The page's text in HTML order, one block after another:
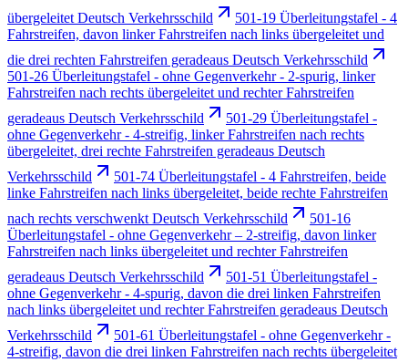
übergeleitet Deutsch Verkehrsschild
501-19 Überleitungstafel - 4
Fahrstreifen, davon linker Fahrstreifen nach links übergeleitet und
die drei rechten Fahrstreifen geradeaus Deutsch Verkehrsschild
501-26 Überleitungstafel - ohne Gegenverkehr - 2-spurig, linker
Fahrstreifen nach rechts übergeleitet und rechter Fahrstreifen
geradeaus Deutsch Verkehrsschild
501-29 Überleitungstafel -
ohne Gegenverkehr - 4-streifig, linker Fahrstreifen nach rechts
übergeleitet, drei rechte Fahrstreifen geradeaus Deutsch
Verkehrsschild
501-74 Überleitungstafel - 4 Fahrstreifen, beide
linke Fahrstreifen nach links übergeleitet, beide rechte Fahrstreifen
nach rechts verschwenkt Deutsch Verkehrsschild
501-16
Überleitungstafel - ohne Gegenverkehr – 2-streifig, davon linker
Fahrstreifen nach links übergeleitet und rechter Fahrstreifen
geradeaus Deutsch Verkehrsschild
501-51 Überleitungstafel -
ohne Gegenverkehr - 4-spurig, davon die drei linken Fahrstreifen
nach links übergeleitet und rechter Fahrstreifen geradeaus Deutsch
Verkehrsschild
501-61 Überleitungstafel - ohne Gegenverkehr -
4-streifig, davon die drei linken Fahrstreifen nach rechts übergeleitet